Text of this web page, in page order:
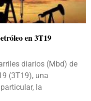
en 3T19
diarios (Mbd) de
(3T19), una
la